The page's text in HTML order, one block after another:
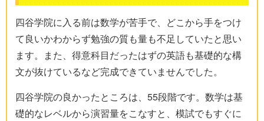
四谷学院に入る前は数学が苦手で、どこから手をつけ
て良いかわからず勉強の質も量も不足していたと思い
ます。また、得意科目だったはずの英語も基礎的な構
文が抜けているなど完成できていませんでした。
四谷学院の良かったところは、55段階です。数学は基
礎的なレベルから演習量をこなすと、模試でもすぐに